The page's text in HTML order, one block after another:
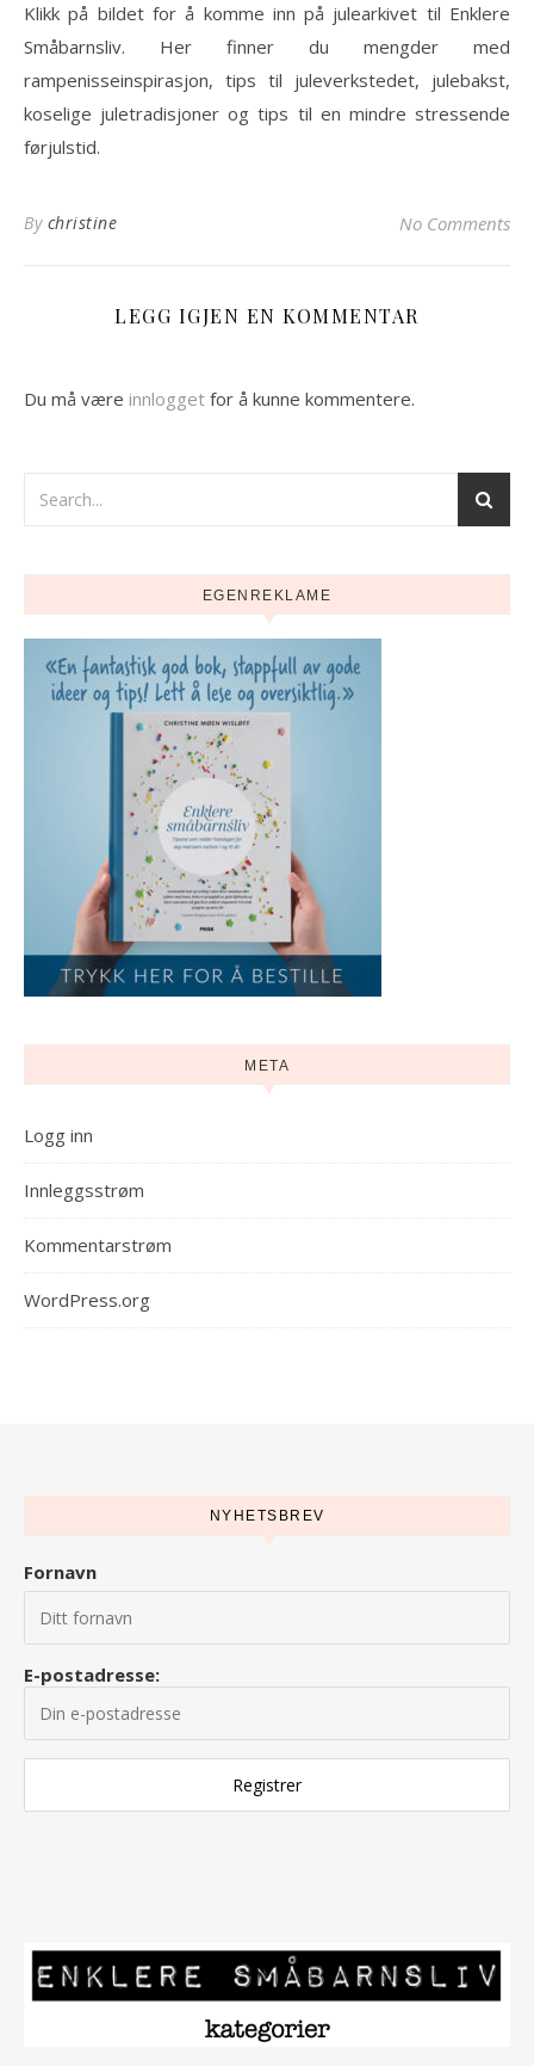
Klikk på bildet for å komme inn på julearkivet til Enklere
Småbarnsliv. Her finner du mengder med
rampenisseinspirasjon, tips til juleverkstedet, julebakst,
koselige juletradisjoner og tips til en mindre stressende
førjulstid.
By christine No Comments
LEGG IGJEN EN KOMMENTAR
Du må være innlogget for å kunne kommentere.
EGENREKLAME
META
Logg inn
Innleggsstrøm
Kommentarstrøm
WordPress.org
NYHETSBREV
Fornavn
E-postadresse: